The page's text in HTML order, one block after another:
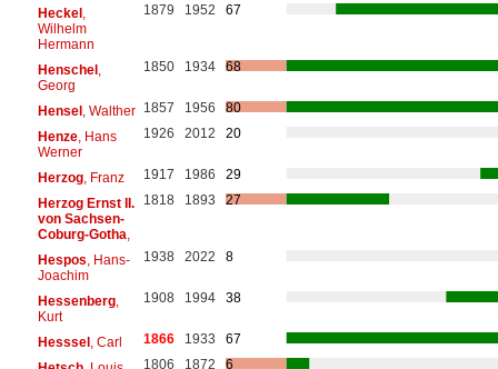
Heckel,
Wilhelm
Hermann
1879 1952 67
Henschel,
Georg
1850 1934 68
Hensel, Walther 1857 1956
80
Henze, Hans
Werner
1926 2012 20
Herzog, Franz 1917 1986
29
Herzog Ernst II.
von Sachsen-
Coburg-Gotha
1818 1893 27
Hespos , Hans-
Joachim
1938 2022 8
Hessenberg,
Kurt
1908 1994 38
Hesssel, Carl 1866 1933
67
1806 1872
6